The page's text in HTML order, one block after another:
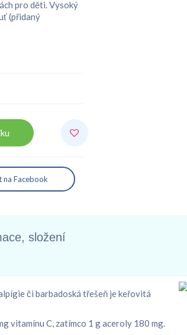
pro děti. Vysoký
(přidaný
na Facebook
složení
či barbadoská třešeň je keřovitá
vitamínu C, zatímco 1 g aceroly 180 mg.